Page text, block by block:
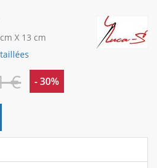
X 13 cm
€ - 30%